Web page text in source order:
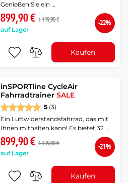
Genießen Sie ein …
899,90 € 1 149,90 €
auf Lager
-22%
Kaufen
inSPORTline CycleAir
FahrradtrainerSALE
5 (3)
Ein Luftwiderstandsfahrrad, das mit
Ihnen mithalten kann! Es bietet 32 …
899,90 € 1 139,90 €
auf Lager
-21%
Kaufen